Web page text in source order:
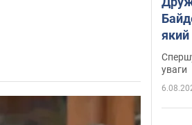
який
уваги